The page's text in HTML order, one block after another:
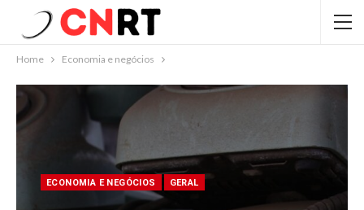
Home Economia e negócios
ECONOMIA E NEGÓCIOS GERAL